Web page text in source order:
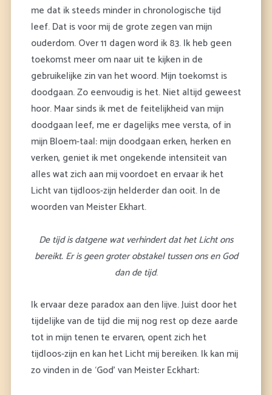
me dat ik steeds minder in chronologische tijd
leef. Dat is voor mij de grote zegen van mijn
ouderdom. Over 11 dagen word ik 83. Ik heb geen
toekomst meer om naar uit te kijken in de
gebruikelijke zin van het woord. Mijn toekomst is
doodgaan. Zo eenvoudig is het. Niet altijd geweest
hoor. Maar sinds ik met de feitelijkheid van mijn
doodgaan leef, me er dagelijks mee versta, of in
mijn Bloem-taal: mijn doodgaan erken, herken en
verken, geniet ik met ongekende intensiteit van
alles wat zich aan mij voordoet en ervaar ik het
Licht van tijdloos-zijn helderder dan ooit. In de
woorden van Meister Ekhart.
De tijd is datgene wat verhindert dat het Licht ons
bereikt. Er is geen groter obstakel tussen ons en God
dan de tijd.
Ik ervaar deze paradox aan den lijve. Juist door het
tijdelijke van de tijd die mij nog rest op deze aarde
tot in mijn tenen te ervaren, opent zich het
tijdloos-zijn en kan het Licht mij bereiken. Ik kan mij
zo vinden in de ‘God’ van Meister Eckhart: